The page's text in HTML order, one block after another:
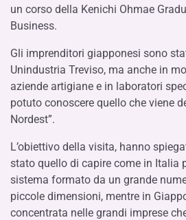
un corso della Kenichi Ohmae
Business.
Gli imprenditori giapponesi sono
Unindustria Treviso, ma anche in
aziende artigiane e in laboratori
potuto conoscere quello che viene
Nordest”.
L’obiettivo della visita, hanno
stato quello di capire come in Italia
sistema formato da un grande
piccole dimensioni, mentre in
concentrata nelle grandi imprese